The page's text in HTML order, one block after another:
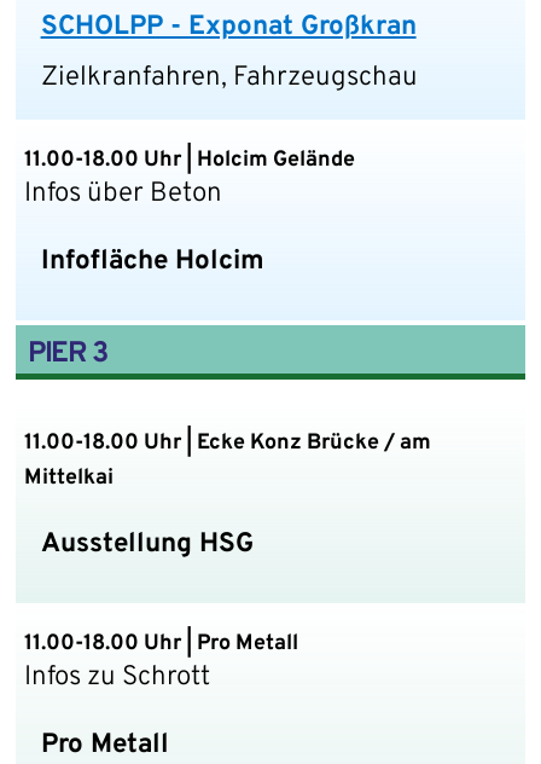
SCHOLPP - Exponat Großkran
Zielkranfahren, Fahrzeugschau
11.00-18.00 Uhr | Holcim Gelände
Infos über Beton
Infofläche Holcim
PIER 3
11.00-18.00 Uhr | Ecke Konz Brücke / am
Mittelkai
Ausstellung HSG
11.00-18.00 Uhr | Pro Metall
Infos zu Schrott
Pro Metall